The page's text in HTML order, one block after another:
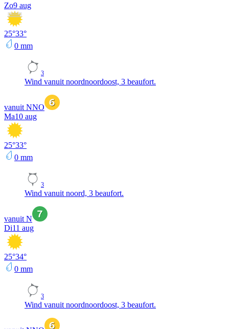
Zo9 aug
25°33°
0 mm
3
Wind vanuit noordnoordoost, 3 beaufort.
vanuit NNO
Ma10 aug
25°33°
0 mm
3
Wind vanuit noord, 3 beaufort.
vanuit N
Di11 aug
25°34°
0 mm
3
Wind vanuit noordnoordoost, 3 beaufort.